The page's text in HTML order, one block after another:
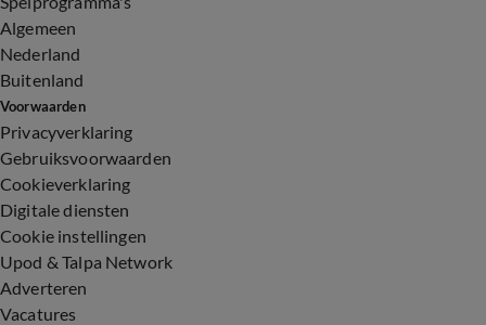
Algemeen
Nederland
Buitenland
Voorwaarden
Privacyverklaring
Gebruiksvoorwaarden
Cookieverklaring
Digitale diensten
Cookie instellingen
Upod & Talpa Network
Adverteren
Vacatures